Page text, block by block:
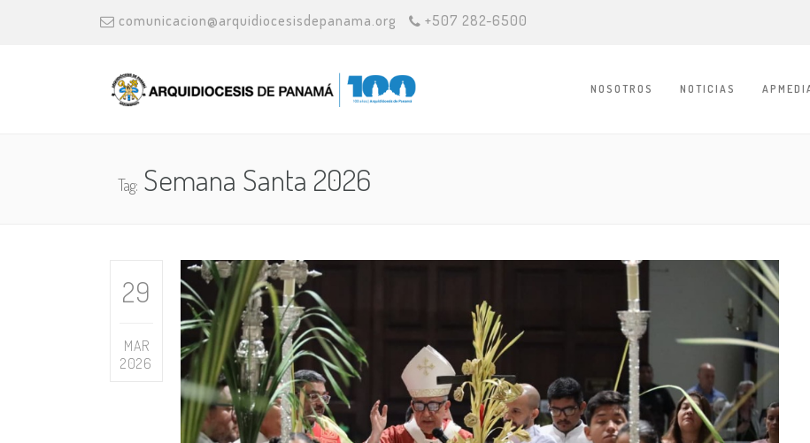
comunicacion@arquidiocesisdepanama.org +507 282-6500
NOSOTROS NOTICIAS
Tag:Semana Santa 2026
29
MAR
2026